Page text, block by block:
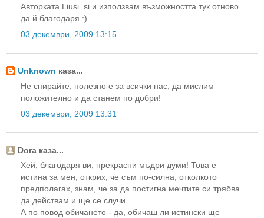
Авторката Liusi_si и използвам възможността тук отново
да й благодаря :)
03 декември, 2009 13:15
Unknown каза...
Не спирайте, полезно е за всички нас, да мислим
положително и да станем по добри!
03 декември, 2009 13:31
Dora каза...
Хей, благодаря ви, прекрасни мъдри думи! Това е
истина за мен, открих, че съм по-силна, отколкото
предполагах, знам, че за да постигна мечтите си трябва
да действам и ще се случи.
А по повод обичането - да, обичаш ли истински ще